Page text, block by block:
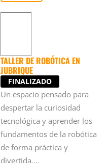
TALLER DE ROBÓTICA EN
JUBRIQUE
FINALIZADO
Un espacio pensado para
despertar la curiosidad
tecnológica y aprender los
fundamentos de la robótica
de forma práctica y
divertida....